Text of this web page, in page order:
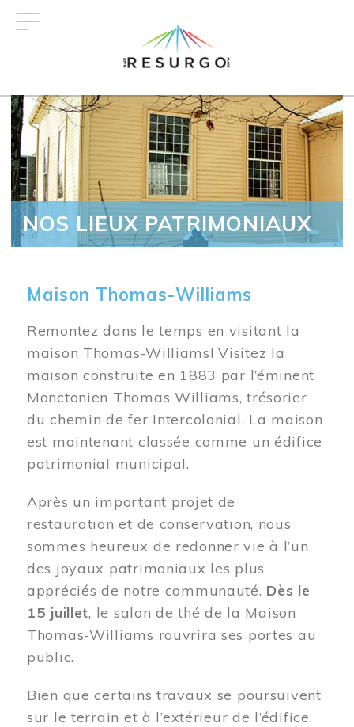
NOS LIEUX PATRIMONIAUX
Maison Thomas-Williams
Remontez dans le temps en visitant la
maison Thomas-Williams! Visitez la
maison construite en 1883 par l’éminent
Monctonien Thomas Williams, trésorier
du chemin de fer Intercolonial. La maison
est maintenant classée comme un édifice
patrimonial municipal.
Après un important projet de
restauration et de conservation, nous
sommes heureux de redonner vie à l’un
des joyaux patrimoniaux les plus
appréciés de notre communauté. Dès le
15 juillet, le salon de thé de la Maison
Thomas-Williams rouvrira ses portes au
public.
Bien que certains travaux se poursuivent
sur le terrain et à l’extérieur de l’édifice,